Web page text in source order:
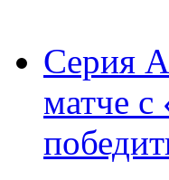
Серия
матче